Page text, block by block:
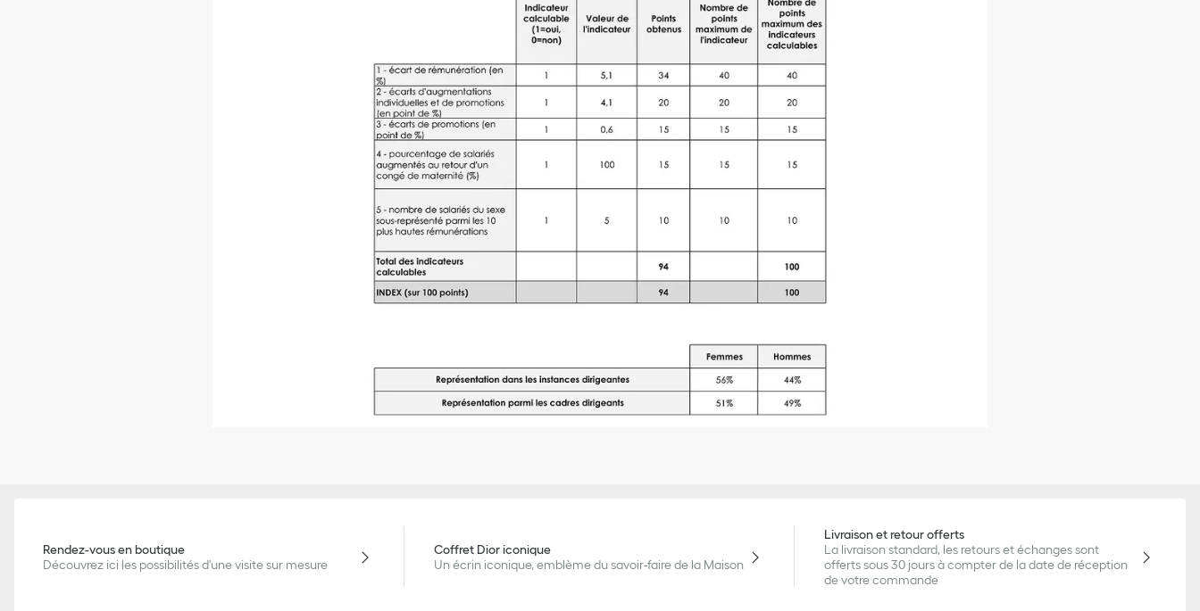
Rendez-vous en boutique
Découvrez ici les possibilités d'une visite sur mesure
Coffret Dior iconique
Un écrin iconique, emblème du savoir-faire de la Maison
Livraison et retour offerts
La livraison standard, les retours et échanges sont
offerts sous 30 jours à compter de la date de réception
de votre commande